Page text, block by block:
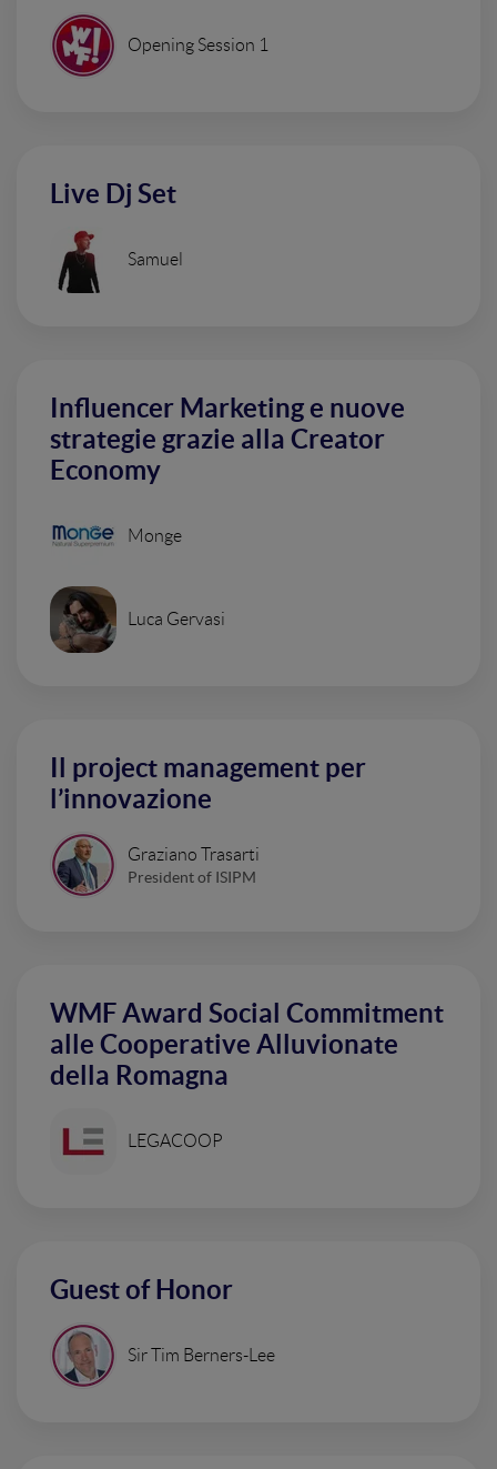
Opening Session 1
Live Dj Set
Samuel
Influencer Marketing e nuove
strategie grazie alla Creator
Economy
Monge
Luca Gervasi
Il project management per
l’innovazione
Graziano Trasarti
President of ISIPM
WMF Award Social Commitment
alle Cooperative Alluvionate
della Romagna
LEGACOOP
Guest of Honor
Sir Tim Berners-Lee